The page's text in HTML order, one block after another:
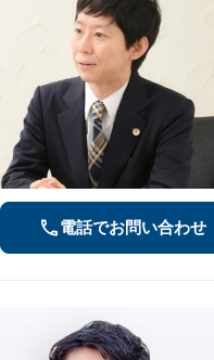
電話でお問い合わせ